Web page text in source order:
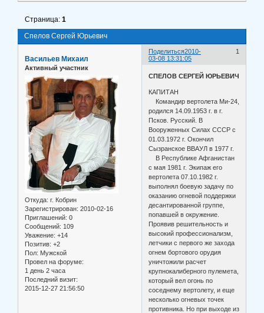
Спелов Сергей Юрьевич
Страница:1
Поделиться 1
2010-
03-08 13:31:05
Васильев Михаил
Активный участник
Откуда: г. Кобрин
Зарегистрирован: 2010-02-16
Приглашений: 0
Сообщений: 109
Уважение: +14
Позитив: +2
Пол: Мужской
Провел на форуме:
1 день 2 часа
Последний визит:
2015-12-27 21:56:50
СПЕЛОВ СЕРГЕЙ ЮРЬЕВИЧ
КАПИТАН
Командир вертолета Ми-24,
родился 14.09.1953 г. в г.
Псков. Русский. В
Вооруженных Силах СССР с
01.03.1972 г. Окончил
Сызранское ВВАУЛ в 1977 г.
В Республике Афганистан
с мая 1981 г. Экипаж его
вертолета 07.10.1982 г.
выполнял боевую задачу по
оказанию огневой поддержки
десантированной группе,
попавшей в окружение.
Проявив решительность и
высокий профессионализм,
летчики с первого же захода
огнем бортового орудия
уничтожили расчет
крупнокалиберного пулемета,
который вел огонь по
соседнему вертолету, и еще
несколько огневых точек
противника. Но при выходе из